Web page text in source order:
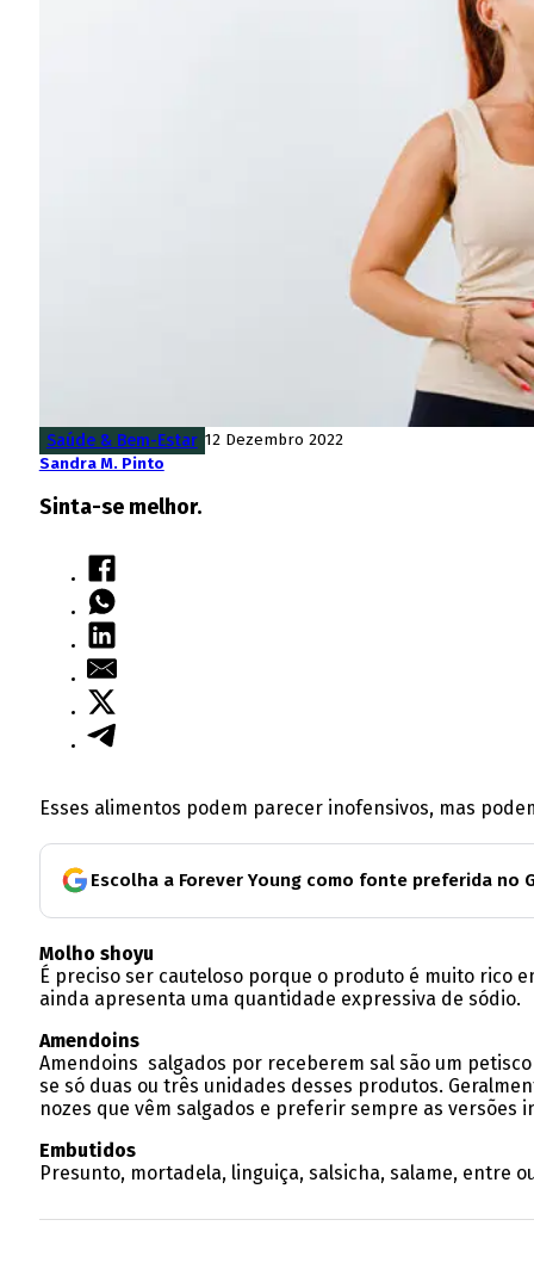
Saúde & Bem-Estar 12 Dezembro 2022
Sandra M. Pinto
Sinta-se melhor.
Esses alimentos podem parecer inofensivos, mas
Escolha a Forever Young como fonte preferida no
Molho shoyu
É preciso ser cauteloso porque o produto é muito rico
ainda apresenta uma quantidade expressiva de sódio.
Amendoins
Amendoins salgados por receberem sal são um
se só duas ou três unidades desses produtos.
nozes que vêm salgados e preferir sempre as versões
Embutidos
Presunto, mortadela, linguiça, salsicha, salame, entre